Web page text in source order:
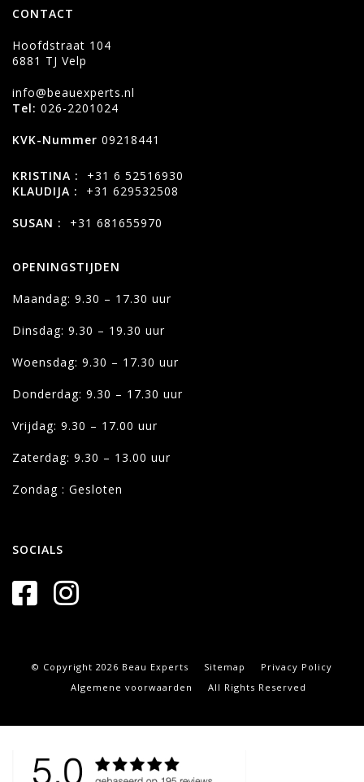
CONTACT
Hoofdstraat 104
6881 TJ Velp
info@beauexperts.nl
Tel: 026-2201024
KVK-Nummer 09218441
KRISTINA :
+31 6 52516930
KLAUDIJA :
+31 629532508
SUSAN : +31 681655970
OPENINGSTIJDEN
Maandag: 9.30 – 17.30 uur
Dinsdag: 9.30 – 19.30 uur
Woensdag: 9.30 – 17.30 uur
Donderdag: 9.30 – 17.30 uur
Vrijdag: 9.30 – 17.00 uur
Zaterdag: 9.30 – 13.00 uur
Zondag : Gesloten
SOCIALS
© Copyright 2026 Beau Experts Sitemap
Privacy Policy
Algemene voorwaarden
All Rights Reserved